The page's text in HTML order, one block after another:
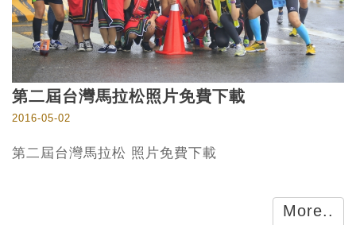
第二屆台灣馬拉松照片免費下載
2016-05-02
第二屆台灣馬拉松 照片免費下載
More..